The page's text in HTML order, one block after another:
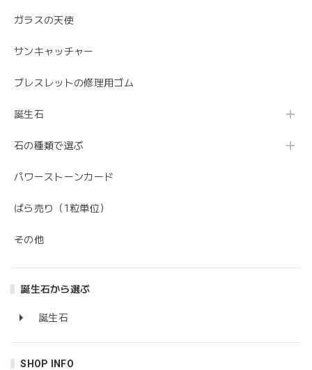
ガラスの天使
サンキャッチャー
ブレスレットの修理用ゴム
誕生石
石の種類で選ぶ
パワーストーンカード
ばら売り（1粒単位）
その他
誕生石から選ぶ
誕生石
SHOP INFO